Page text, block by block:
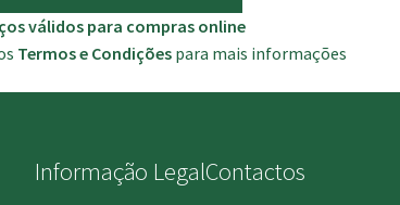
válidos para compras online
Termos e Condições para mais informações
Informação LegalContactos